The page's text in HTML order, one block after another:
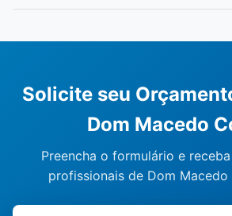
Solicite seu
Dom Macedo
Preencha o formulário e
profissionais de Dom Macedo